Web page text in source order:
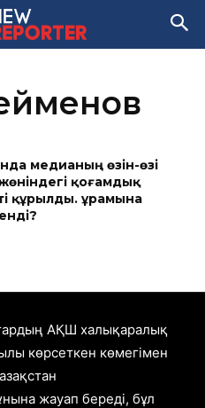
медианың өзін-өзі
қоғамдық
құрылды. Құрамына
АҚШ халықаралық
көрсеткен көмегімен
жауап береді, бұл